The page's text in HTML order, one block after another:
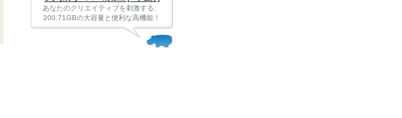
あなたのクリエイティブを刺激する、
200.71GBの大容量と便利な高機能！